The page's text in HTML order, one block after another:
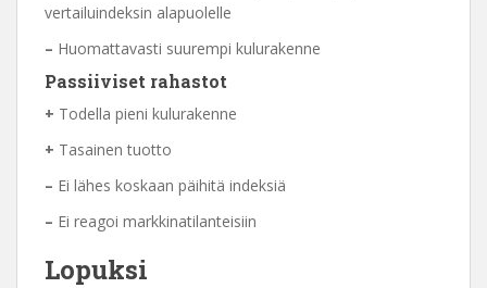
vertailuindeksin alapuolelle
– Huomattavasti suurempi kulurakenne
Passiiviset rahastot
+ Todella pieni kulurakenne
+ Tasainen tuotto
– Ei lähes koskaan päihitä indeksiä
– Ei reagoi markkinatilanteisiin
Lopuksi